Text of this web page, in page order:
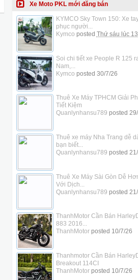
Xe Moto PKL mới đăng bán
KYMCO Sky Town 150: Xe
phục người...
Kymco posted Thứ sáu lúc
Soi chi tiết xe People R 125
Nam,...
Kymco posted 30/7/26
Thuê Xe Máy TPHCM Giải
Tiết Kiệm
Quanlynhansu789 posted
Thuê xe máy Nha Trang dễ
bạn biết...
Quanlynhansu789 posted
Thuê Xe Máy Sài Gòn Dễ
Với Dịch...
Quanlynhansu789 posted
ThanhMotor Cần Bán
883 2016...
ThanhMotorposted 10/7/26
Thanhmotor Cần Bán
Breakout 114CI
ThanhMotorposted 10/7/26